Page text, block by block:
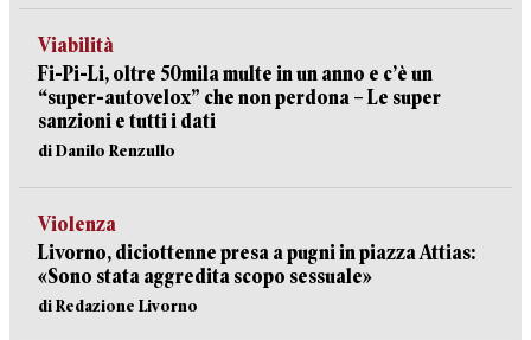
Viabilità
Fi-Pi-Li, oltre 50mila multe in un anno e c’è un
“super-autovelox” che non perdona – Le super
sanzioni e tutti i dati
di Danilo Renzullo
Violenza
Livorno, diciottenne presa a pugni in piazza Attias:
«Sono stata aggredita scopo sessuale»
di Redazione Livorno